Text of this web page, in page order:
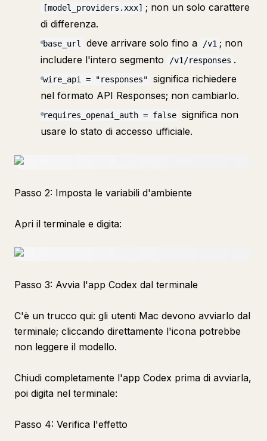
[model_providers.xxx] ; non un solo carattere
di differenza.
base_url deve arrivare solo fino a /v1 ; non
includere l'intero segmento
/v1/responses .
wire_api = "responses"
significa richiedere
nel formato API Responses; non cambiarlo.
requires_openai_auth = false significa non
usare lo stato di accesso ufficiale.
Passo 2: Imposta le variabili d'ambiente
Apri il terminale e digita:
Passo 3: Avvia l'app Codex dal terminale
C'è un trucco qui: gli utenti Mac devono avviarlo dal
terminale; cliccando direttamente l'icona potrebbe
non leggere il modello.
Chiudi completamente l'app Codex prima di avviarla,
poi digita nel terminale:
Passo 4: Verifica l'effetto